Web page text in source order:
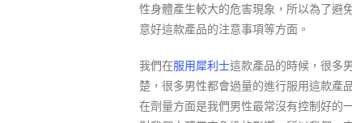
性身體產生較大的危害現象，所以為了避
意好這款產品的注意事項等方面。
我們在服用犀利士這款產品的時候，很多
楚，很多男性都會過量的進行服用這款產
在劑量方面是我們男性最常沒有控制好的